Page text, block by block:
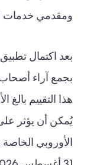
ومقدمي خدمات
بجمع آراء
هذا التقييم بالغ
يُمكن أن يؤثر على
الأوروبي الخاصة